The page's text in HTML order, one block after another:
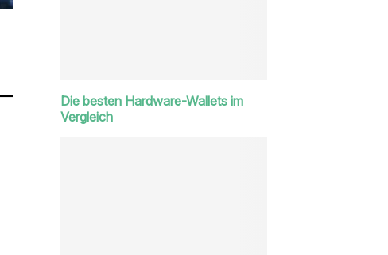
Die besten Hardware-Wallets im
Vergleich